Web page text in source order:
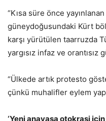
“Kısa süre önce
güneydoğusundaki Kürt
karşı yürütülen taarruzda
yargısız infaz ve orantısız
“Ülkede artık protesto
çünkü muhalifler eylem
‘Yeni anayasa otokrasi için